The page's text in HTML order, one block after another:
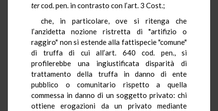
tercod. pen. in contrasto con l’art. 3 Cost.;
che, in particolare, ove si ritenga che
l’anzidetta nozione ristretta di "artifizio o
raggiro" non si estende alla fattispecie "comune"
di truffa di cui all’art. 640 cod. pen., si
profilerebbe una ingiustificata disparità di
trattamento della truffa in danno di ente
pubblico o comunitario rispetto a quella
commessa in danno di un soggetto privato: chi
ottiene erogazioni da un privato mediante